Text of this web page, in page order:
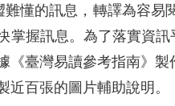
懂的訊息，轉譯為容易
掌握訊息。為了落實資
臺灣易讀參考指南》
百張的圖片輔助說明。